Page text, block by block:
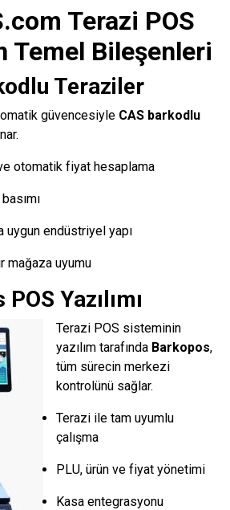
Terazi POS
Temel Bileşenleri
Teraziler
güvencesiyle CAS barkodlu
otomatik fiyat hesaplama
uygun endüstriyel yapı
mağaza uyumu
Yazılımı
Terazi POS sisteminin
yazılım tarafında Barkopos,
tüm sürecin merkezi
kontrolünü sağlar.
Terazi ile tam uyumlu
çalışma
PLU, ürün ve fiyat yönetimi
Kasa entegrasyonu